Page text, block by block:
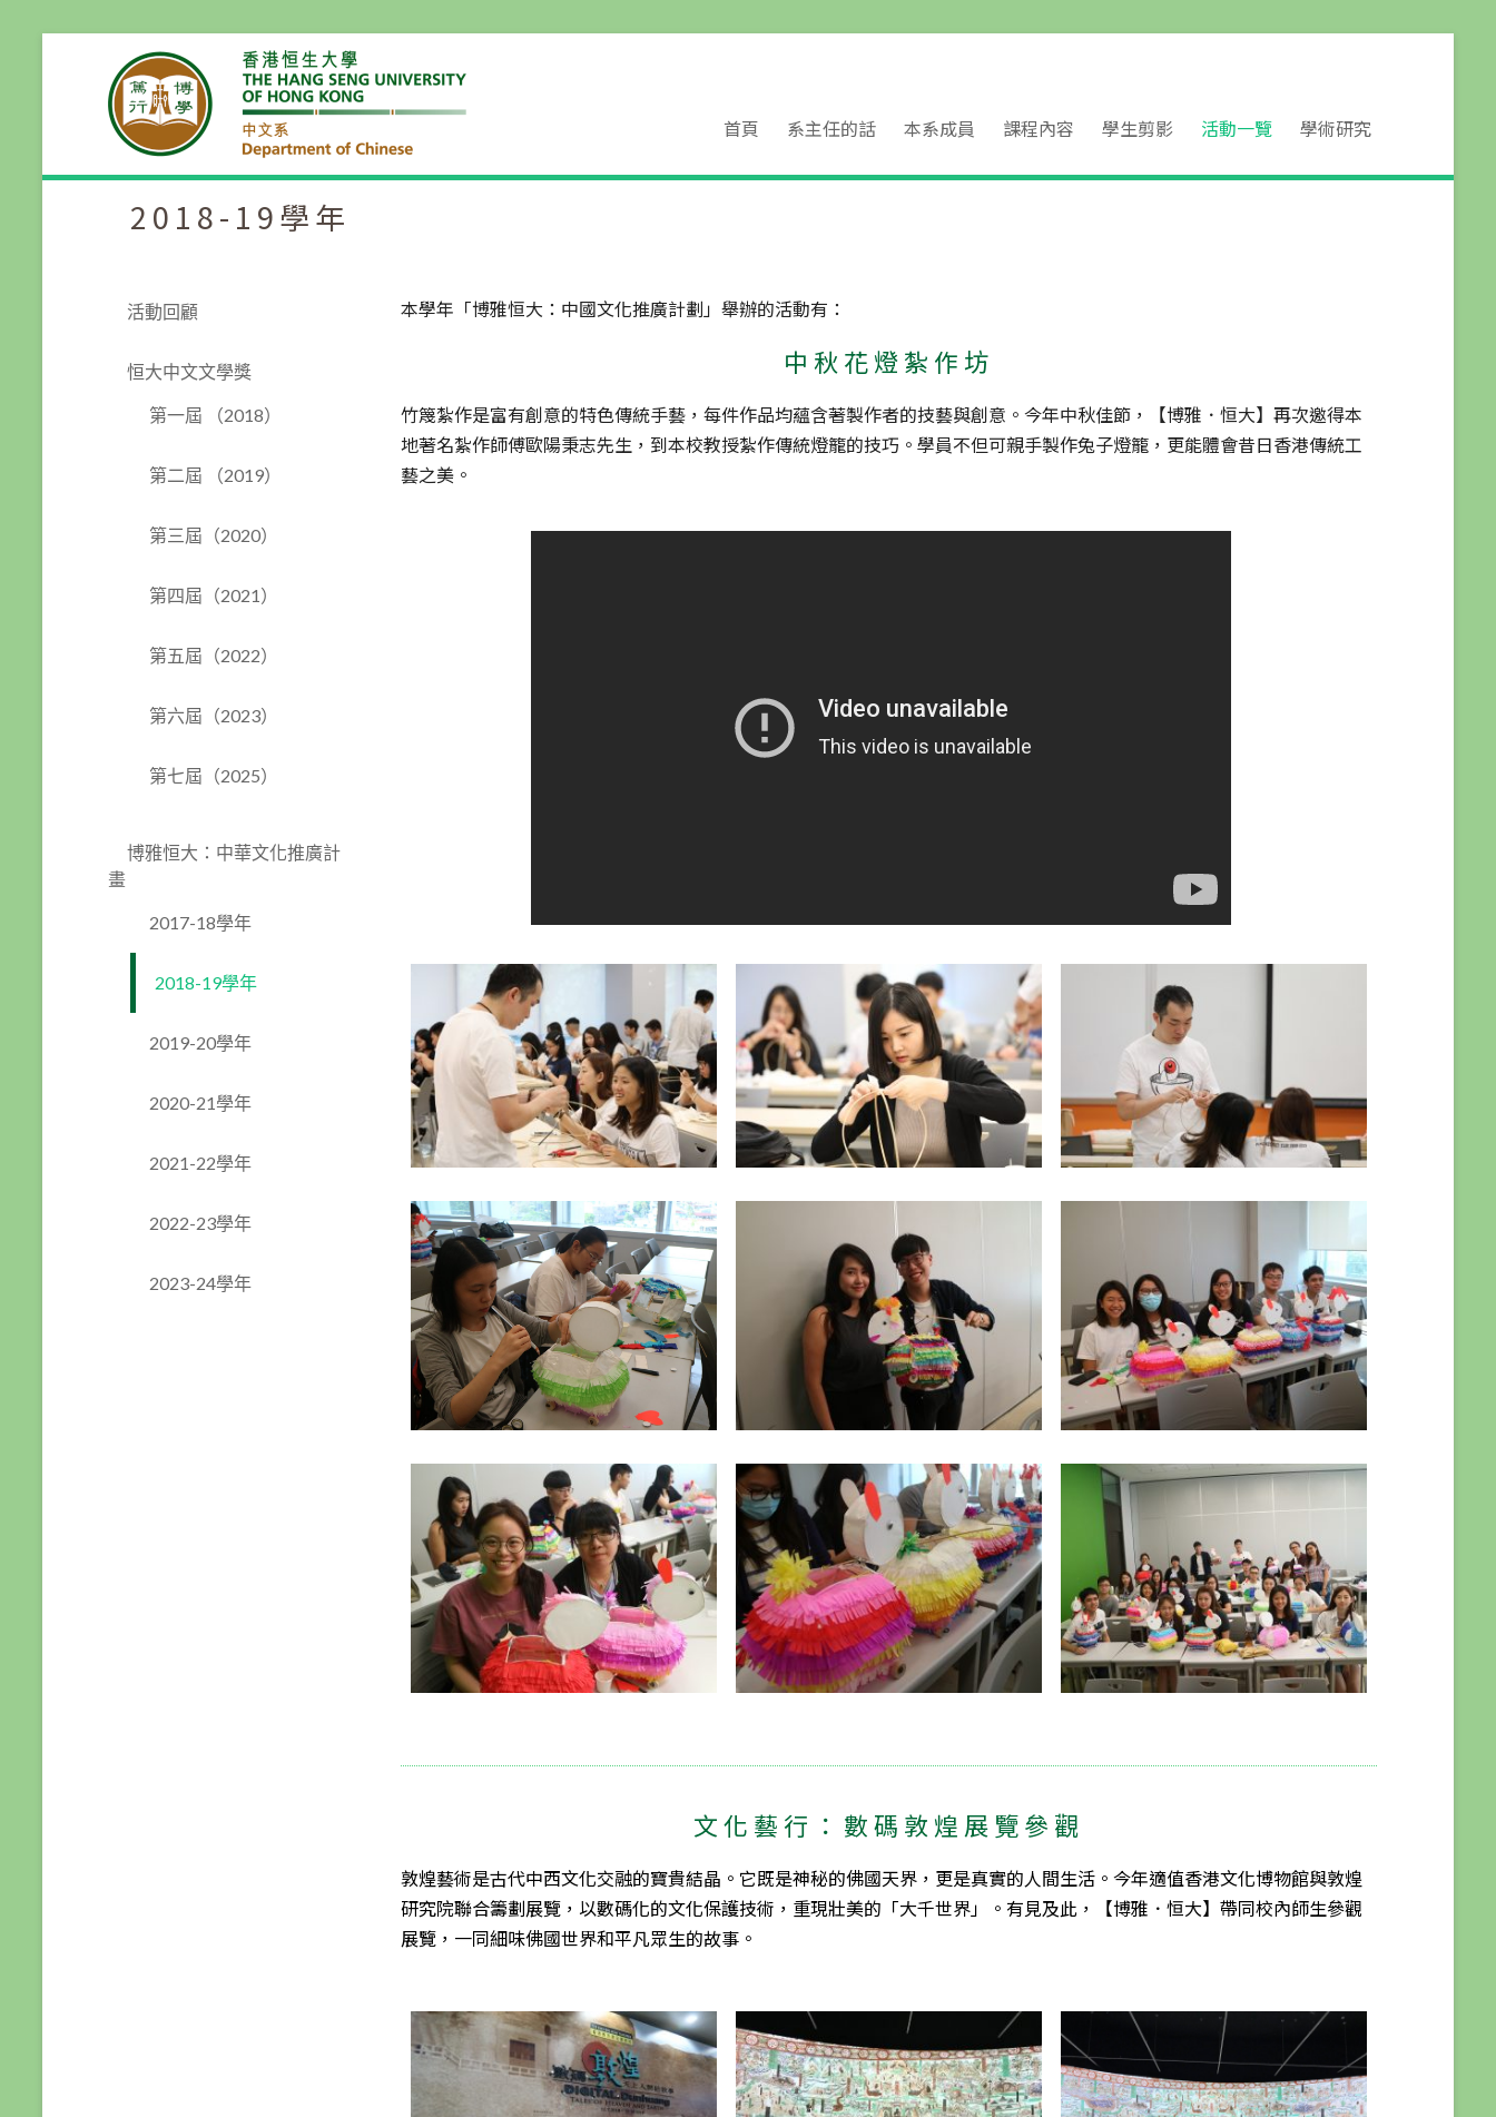
首頁 系主任的話 本系成員 課程內容 學生剪影 活動一覽 學術研究
2018-19學年
本學年「博雅恒大：中國文化推廣計劃」舉辦的活動有：
中秋花燈紮作坊
竹篾紮作是富有創意的特色傳統手藝，每件作品均蘊含著製作者的技藝與創意。今年中秋佳節，【博雅 ．恒大】 再次邀得本
地著名紮作師傅歐陽秉志先生，到本校教授紮作傳統燈籠的技巧。學員不但可親手製作兔子燈籠，更能體會昔日香港傳統工
藝之美。
文化藝行：數碼敦煌展覽參觀
敦煌藝術是古代中西文化交融的寶貴結晶。它既是神秘的佛國天界，更是真實的人間生活。今年適值香港文化博物館與敦煌
研究院聯合籌劃展覽，以數碼化的文化保護技術，重現壯美的「大千世界」。有見及此，【博雅 ．恒大】 帶同校內師生參觀
展覽，一同細味佛國世界和平凡眾生的故事。
活動回顧
恒大中文文學獎
第一屆 （2018）
第二屆 （2019）
第三屆（2020）
第四屆（2021）
第五屆（2022）
第六屆（2023）
第七屆（2025）
博雅恒大：中華文化推廣計
畫
2017-18學年
2018-19學年
2019-20學年
2020-21學年
2021-22學年
2022-23學年
2023-24學年